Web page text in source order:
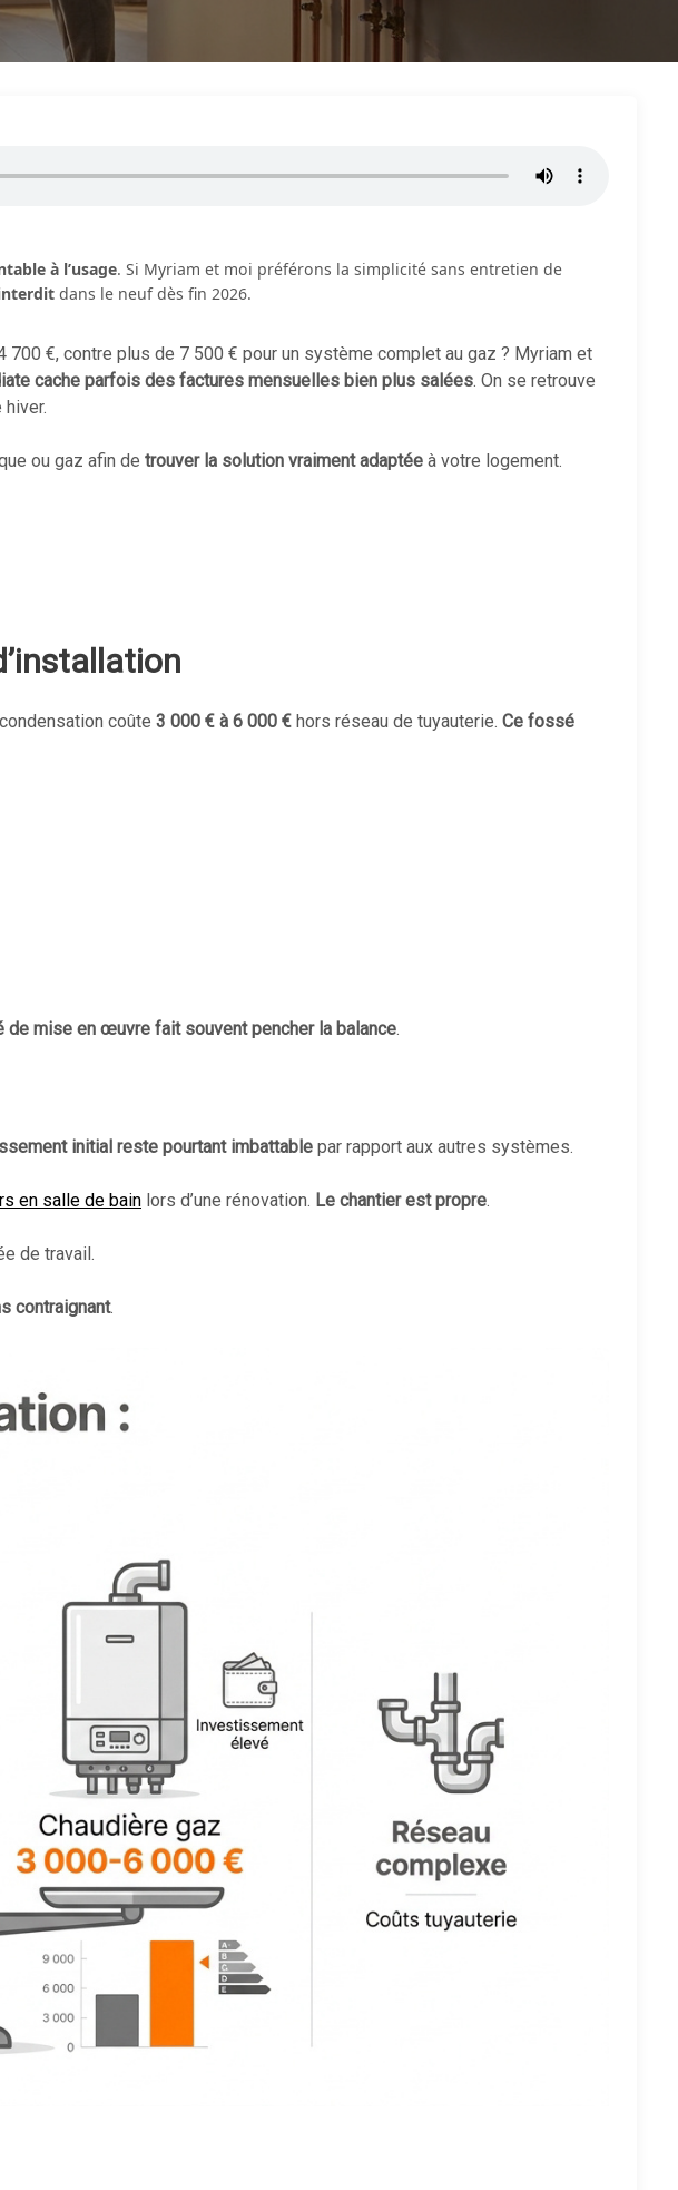
à l’usage. Si Myriam et moi préférons la simplicité sans entretien de
dans le neuf dès fin 2026.
€, contre plus de 7 500 € pour un système complet au gaz ? Myriam et
cache parfois des factures mensuelles bien plus salées. On se retrouve
ou gaz afin de trouver la solution vraiment adaptée à votre logement.
coûte 3 000 € à 6 000 € hors réseau de tuyauterie. Ce fossé
de mise en œuvre fait souvent pencher la balance.
initial reste pourtant imbattable par rapport aux autres systèmes.
en salle de bain lors d’une rénovation. Le chantier est propre.
de travail.
contraignant.